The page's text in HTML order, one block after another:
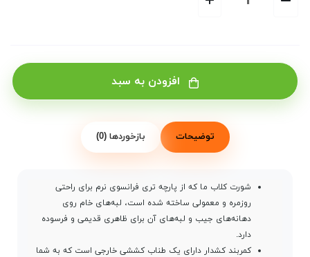
افزودن به سبد
توضیحات بازخوردها (0)
شورت کلاب ما که از پارچه تری فرانسوی نرم برای راحتی
روزمره و معمولی ساخته شده است، لبه‌های خام روی
دهانه‌های جیب و لبه‌های آن برای ظاهری قدیمی و فرسوده
دارد.
کمربند کشدار دارای یک طناب کششی خارجی است که به شما